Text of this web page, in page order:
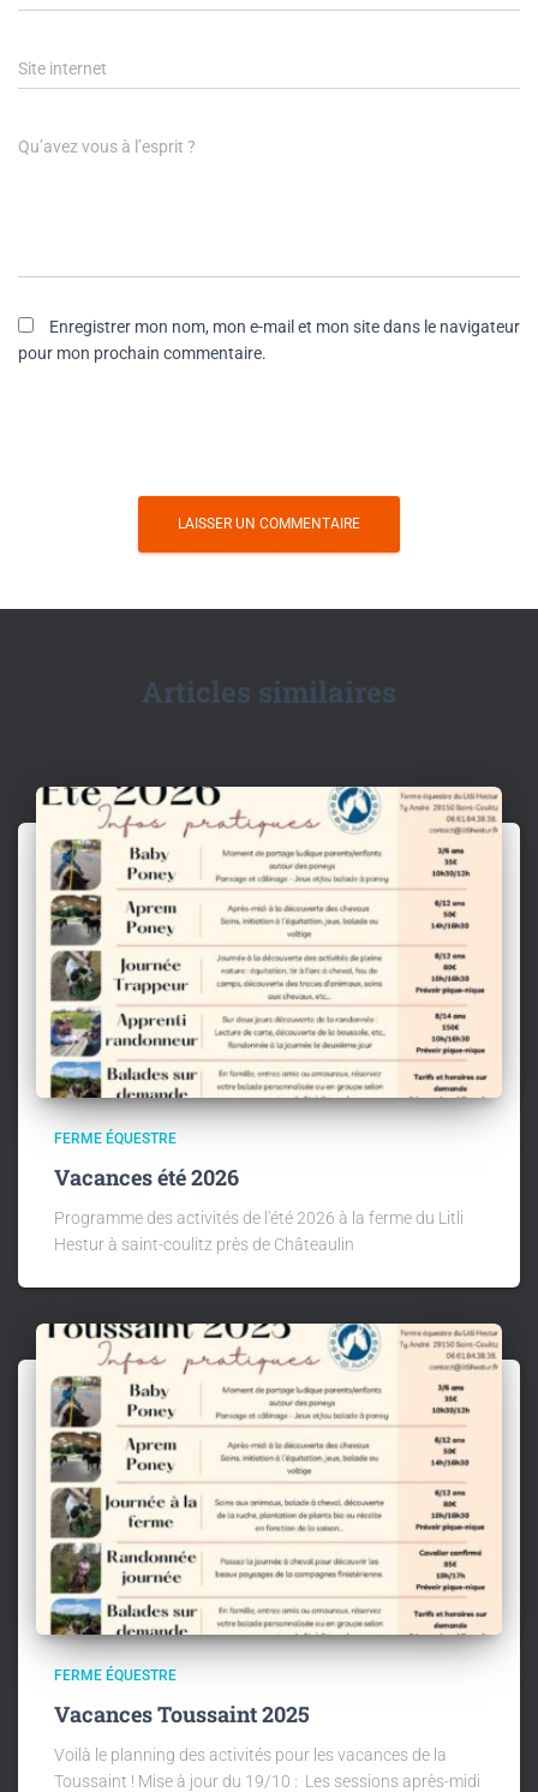
Site internet
Qu’avez vous à l’esprit ?
Enregistrer mon nom, mon e-mail et mon site dans le navigateur
pour mon prochain commentaire.
Articles similaires
FERME ÉQUESTRE
Vacances été 2026
Programme des activités de l'été 2026 à la ferme du Litli
Hestur à saint-coulitz près de Châteaulin
FERME ÉQUESTRE
Vacances Toussaint 2025
Voilà le planning des activités pour les vacances de la
Toussaint ! Mise à jour du 19/10 : Les sessions après-midi